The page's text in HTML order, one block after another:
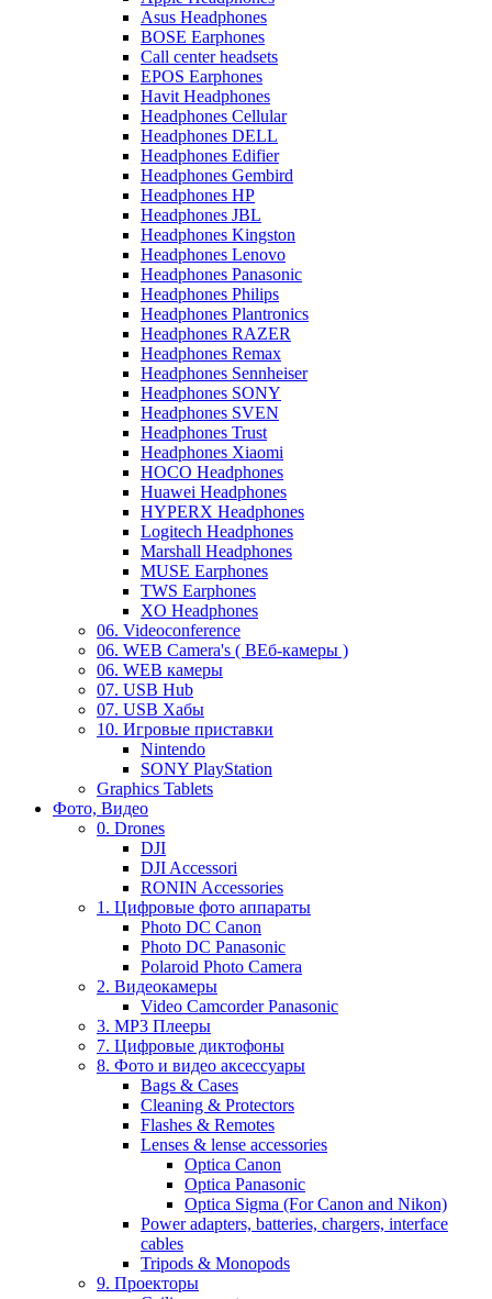
Asus Headphones
BOSE Earphones
Call center headsets
EPOS Earphones
Havit Headphones
Headphones Cellular
Headphones DELL
Headphones Edifier
Headphones Gembird
Headphones HP
Headphones JBL
Headphones Kingston
Headphones Lenovo
Headphones Panasonic
Headphones Philips
Headphones Plantronics
Headphones RAZER
Headphones Remax
Headphones Sennheiser
Headphones SONY
Headphones SVEN
Headphones Trust
Headphones Xiaomi
HOCO Headphones
Huawei Headphones
HYPERX Headphones
Logitech Headphones
Marshall Headphones
MUSE Earphones
TWS Earphones
XO Headphones
06. Videoconference
06. WEB Camera's ( ВЕб-камеры )
06. WEB камеры
07. USB Hub
07. USB Хабы
10. Игровые приставки
Nintendo
SONY PlayStation
Graphics Tablets
Фото, Видео
0. Drones
DJI
DJI Accessori
RONIN Accessories
1. Цифровые фото аппараты
Photo DC Canon
Photo DC Panasonic
Polaroid Photo Camera
2. Видеокамеры
Video Camcorder Panasonic
3. MP3 Плееры
7. Цифровые диктофоны
8. Фото и видео аксессуары
Bags & Cases
Cleaning & Protectors
Flashes & Remotes
Lenses & lense accessories
Optica Canon
Optica Panasonic
Optica Sigma (For Canon and Nikon)
Power adapters, batteries, chargers, interface
cables
Tripods & Monopods
9. Проекторы